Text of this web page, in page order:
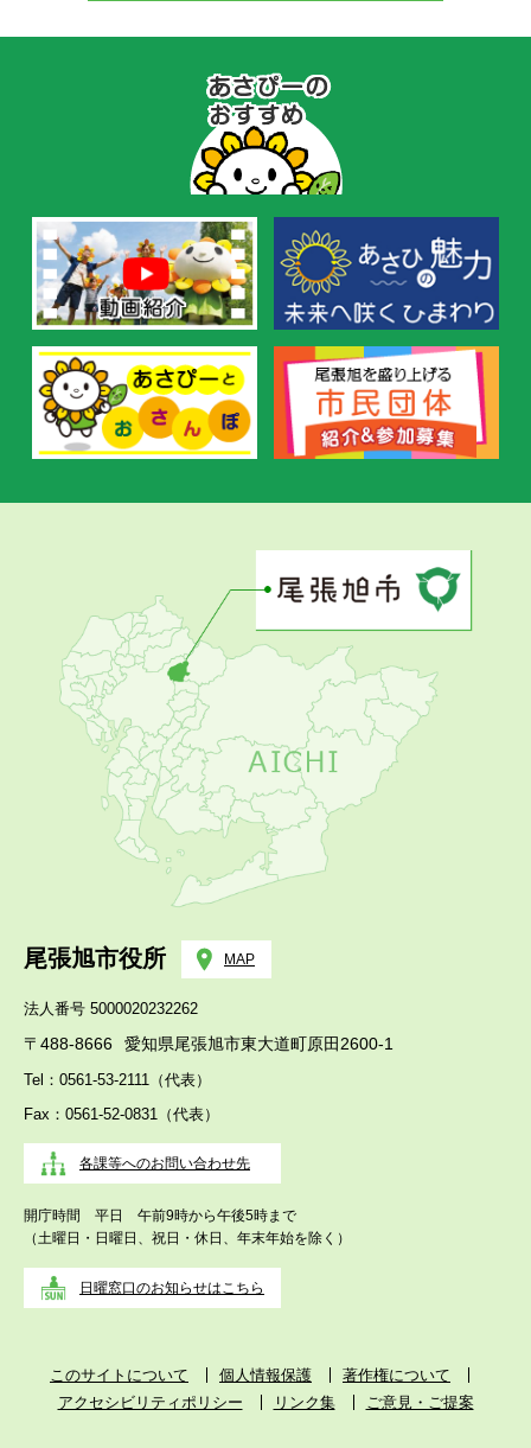
の
お
す
め
尾張旭市役所 MAP
法人番号 5000020232262
〒488-8666 愛知県尾張旭市東大道町原田2600-1
Tel：0561-53-2111（代表）
Fax：0561-52-0831（代表）
各課等へのお問い合わせ先
開庁時間 平日 午前9時から午後5時まで
（土曜日・日曜日、祝日・休日、年末年始を除く）
日曜窓口のお知らせはこちら
このサイトについて 個人情報保護
著作権について
アクセシビリティポリシー
リンク集 ご意見・ご提案